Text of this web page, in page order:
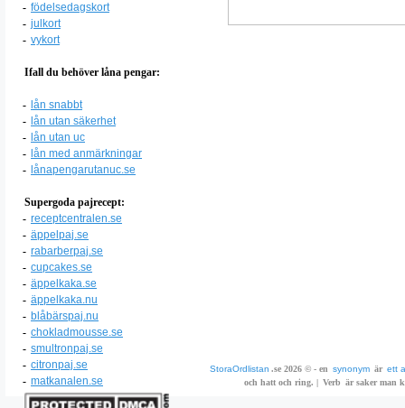
- födelsedagskort
- julkort
- vykort
Ifall du behöver låna pengar:
- lån snabbt
- lån utan säkerhet
- lån utan uc
- lån med anmärkningar
- lånapengarutanuc.se
Supergoda pajrecept:
- receptcentralen.se
- äppelpaj.se
- rabarberpaj.se
- cupcakes.se
- äppelkaka.se
- äppelkaka.nu
- blåbärspaj.nu
- chokladmousse.se
- smultronpaj.se
- citronpaj.se
- matkanalen.se
StoraOrdlistan .se 2026 © - en synonym är ett
och hatt och ring. | Verb är saker man